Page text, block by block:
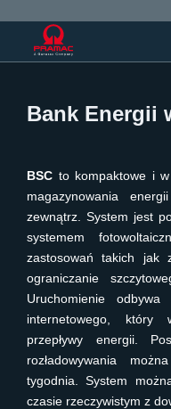
Bank Energii
BSC to kompaktowe i
magazynowania
zewnątrz. System jest
systemem
zastosowań takich jak
ograniczanie
Uruchomienie
internetowego, który
przepływy energii.
rozładowywania
tygodnia. System
czasie rzeczywistym z